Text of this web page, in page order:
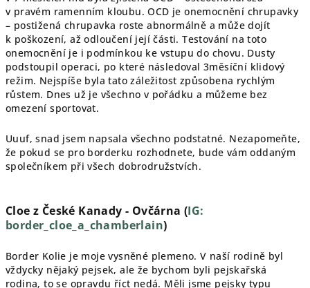
v pravém ramenním kloubu. OCD je onemocnění chrupavky
– postižená chrupavka roste abnormálně a může dojít
k poškození, až odloučení její části. Testování na toto
onemocnění je i podmínkou ke vstupu do chovu. Dusty
podstoupil operaci, po které následoval 3měsíční klidový
režim. Nejspíše byla tato záležitost způsobena rychlým
růstem. Dnes už je všechno v pořádku a můžeme bez
omezení sportovat.
Uuuf, snad jsem napsala všechno podstatné. Nezapomeňte,
že pokud se pro borderku rozhodnete, bude vám oddaným
společníkem při všech dobrodružstvích.
Cloe z České Kanady - Ovčárna (IG:
border_cloe_a_chamberlain)
Border Kolie je moje vysněné plemeno. V naší rodině byl
vždycky nějaký pejsek, ale že bychom byli pejskařská
rodina, to se opravdu říct nedá. Měli jsme pejsky typu